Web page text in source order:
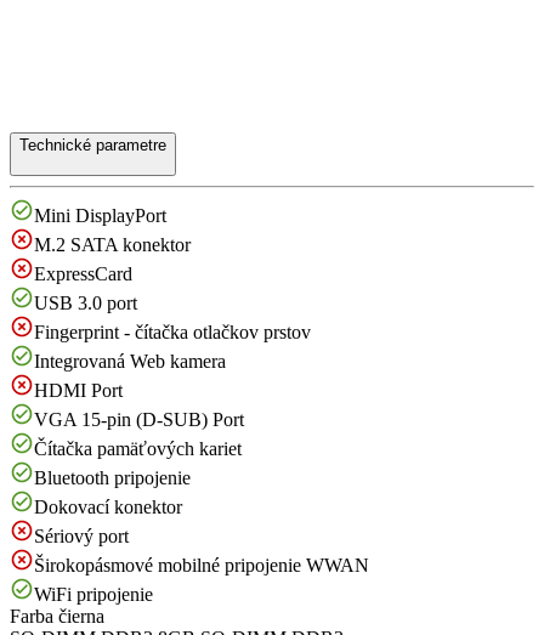
Technické parametre
Mini DisplayPort
M.2 SATA konektor
ExpressCard
USB 3.0 port
Fingerprint - čítačka otlačkov prstov
Integrovaná Web kamera
HDMI Port
VGA 15-pin (D-SUB) Port
Čítačka pamäťových kariet
Bluetooth pripojenie
Dokovací konektor
Sériový port
Širokopásmové mobilné pripojenie WWAN
WiFi pripojenie
Farba čierna